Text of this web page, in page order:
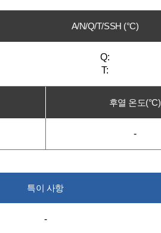
A/N/Q/T/SSH (°C)
Q:
T:
후열 온도(°C)
-
특이 사항
-